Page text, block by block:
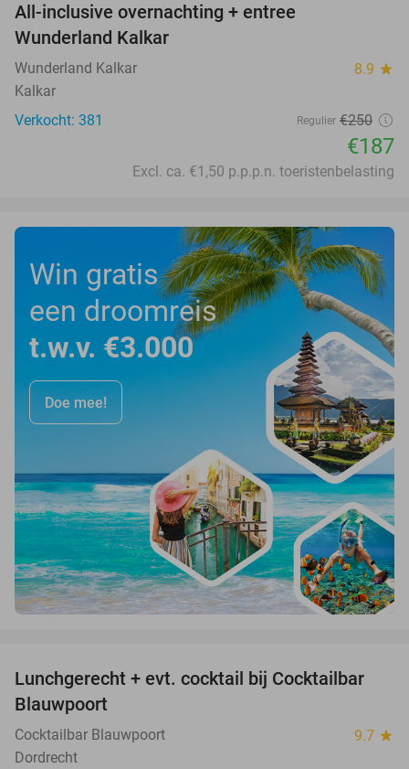
All-inclusive overnachting + entree
Wunderland Kalkar
Wunderland Kalkar 8.9 star
Kalkar
Verkocht: 381
Regulier €250
€187
Excl. ca. €1,50 p.p.p.n. toeristenbelasting
Win gratis
een droomreis
t.w.v. €3.000
Doe mee!
34%
Lunchgerecht + evt. cocktail bij Cocktailbar
Blauwpoort
Cocktailbar Blauwpoort 9.7 star
Dordrecht